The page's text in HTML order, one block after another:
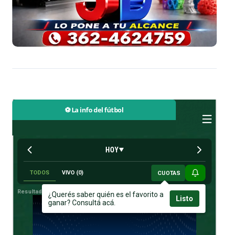
⚽ La info del fútbol